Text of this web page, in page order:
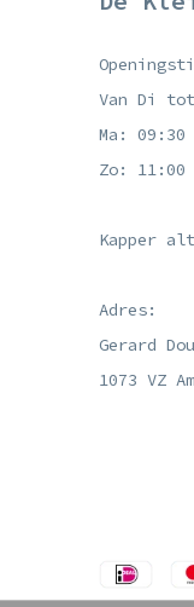
Van Di
Ma:
Zo:
Kapper
Adres:
Gerard
1073 VZ